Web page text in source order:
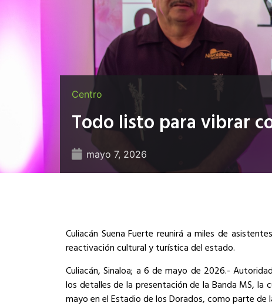
Centro
Todo listo para vibrar
mayo 7, 2026
Culiacán Suena Fuerte reunirá a miles de
reactivación cultural y turística del estado.
Culiacán, Sinaloa; a 6 de mayo de 2026.-
los detalles de la presentación de la Banda MS, la
mayo en el Estadio de los Dorados, como parte de